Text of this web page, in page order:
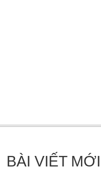
BÀI VIẾT MỚI